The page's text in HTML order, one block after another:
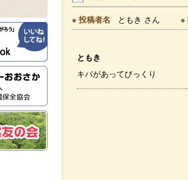
投稿者名 ともき さん
ともき
キバがあってびっくり